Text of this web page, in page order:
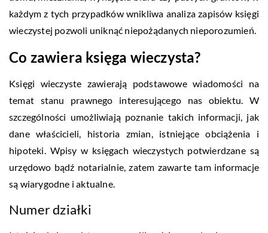
każdym z tych przypadków wnikliwa analiza zapisów księgi
wieczystej pozwoli uniknąć niepożądanych nieporozumień.
Co zawiera księga wieczysta?
Księgi wieczyste zawierają podstawowe wiadomości na
temat stanu prawnego interesującego nas obiektu. W
szczególności umożliwiają poznanie takich informacji, jak
dane właścicieli, historia zmian, istniejące obciążenia i
hipoteki. Wpisy w księgach wieczystych potwierdzane są
urzędowo bądź notarialnie, zatem zawarte tam informacje
są wiarygodne i aktualne.
Numer działki